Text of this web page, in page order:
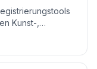
Kunst-,
zu verkaufen,
kreative